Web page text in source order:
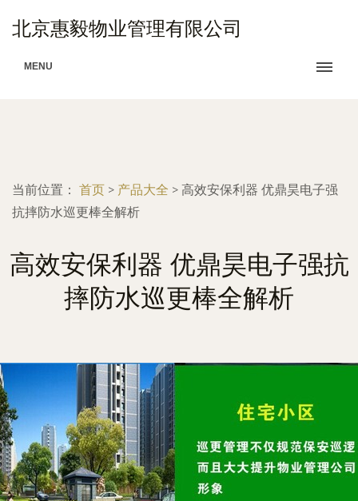
北京惠毅物业管理有限公司
MENU
当前位置： 首页 > 产品大全 > 高效安保利器 优鼎昊电子强
抗摔防水巡更棒全解析
高效安保利器 优鼎昊电子强抗
摔防水巡更棒全解析